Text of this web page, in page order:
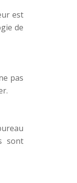
est
de
pas
sont